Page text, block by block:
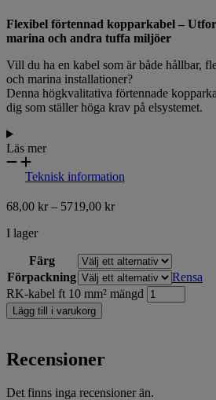
Flexibel förtennad kopparkabel –
marina och andra tuffa miljöer
Vill du ha en kabel som är både hållbar,
och marina installationer?
Denna högkvalitativa förtennade
dig som ställer höga krav på elsystemet.
Läs mer
Teknisk information
68,00 kr– 5719,00 kr
I lager
Färg
Förpackning
Rensa
RK-kabel ft 10 mm² mängd
Lägg till i varukorg
Recensioner
Det finns inga recensioner än.